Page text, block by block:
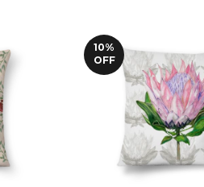
10%
OFF